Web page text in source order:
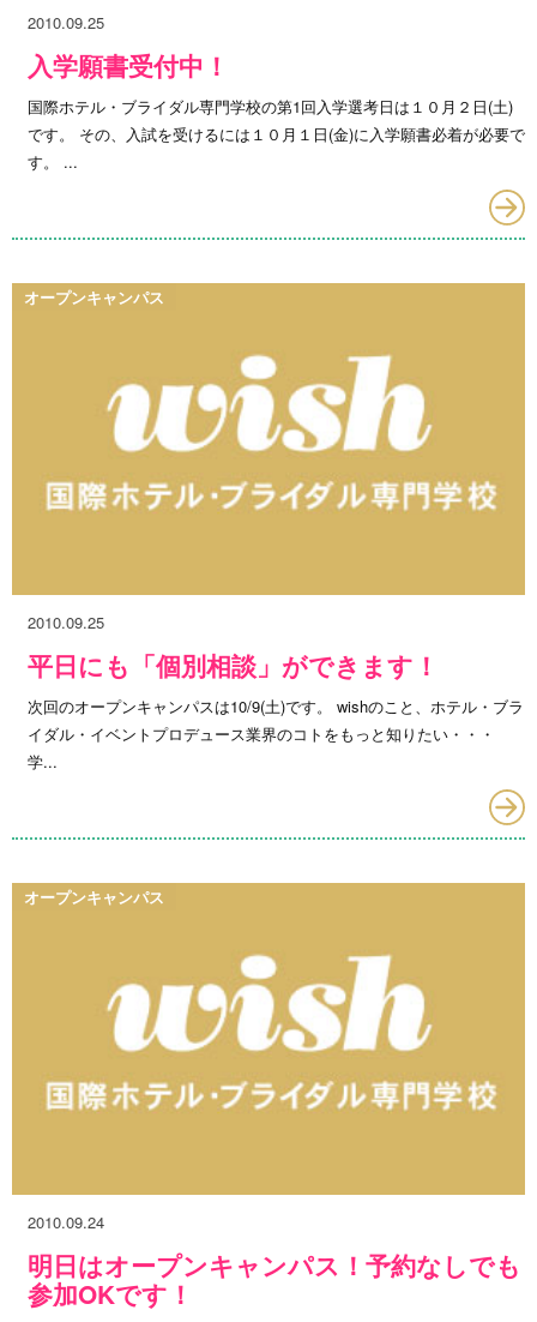
2010.09.25
入学願書受付中！
国際ホテル・ブライダル専門学校の第1回入学選考日は１０月２日(土)
です。 その、入試を受けるには１０月１日(金)に入学願書必着が必要で
す。 ...
オープンキャンパス
2010.09.25
平日にも「個別相談」ができます！
次回のオープンキャンパスは10/9(土)です。 wishのこと、ホテル・ブラ
イダル・イベントプロデュース業界のコトをもっと知りたい・・・
学...
オープンキャンパス
2010.09.24
明日はオープンキャンパス！予約なしでも
参加OKです！